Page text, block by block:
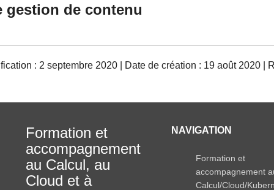
de contenu
: 2 septembre 2020 | Date de création : 19 août 2020 |
Formation et
accompagnement
au Calcul, au
Cloud et à
NAVIGATION
Formation et
accompagnement
Calcul/Cloud/